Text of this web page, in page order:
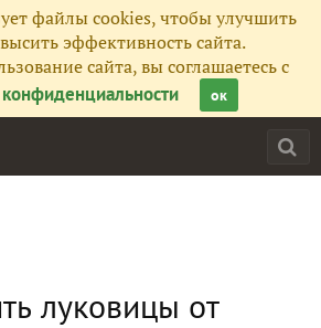
файлы cookies, чтобы улучшить
эффективность сайта.
сайта, вы соглашаетесь с
ок
луковицы от